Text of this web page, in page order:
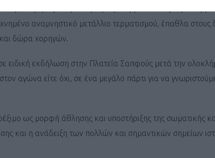
αναμνηστικό μετάλλιο τερματισμού, έπαθλα στους
δώρα χορηγών.
ειδική εκδήλωση στην Πλατεία Σαπφούς μετά την
αγώνα είτε όχι, σε ένα μεγάλο πάρτι για να
ως μορφή άθλησης και υποστήριξης της σωματικής
και η ανάδειξη των πολλών και σημαντικών σημείων